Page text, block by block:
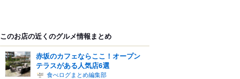
このお店の近くのグルメ情報まとめ
赤坂のカフェならここ！オープン
テラスがある人気店6選
食べログまとめ編集部